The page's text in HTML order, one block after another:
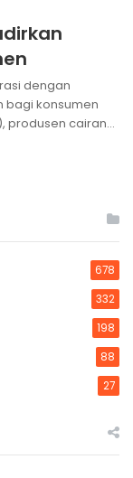
dengan
bagi konsumen
produsen cairan…
678
332
198
88
27